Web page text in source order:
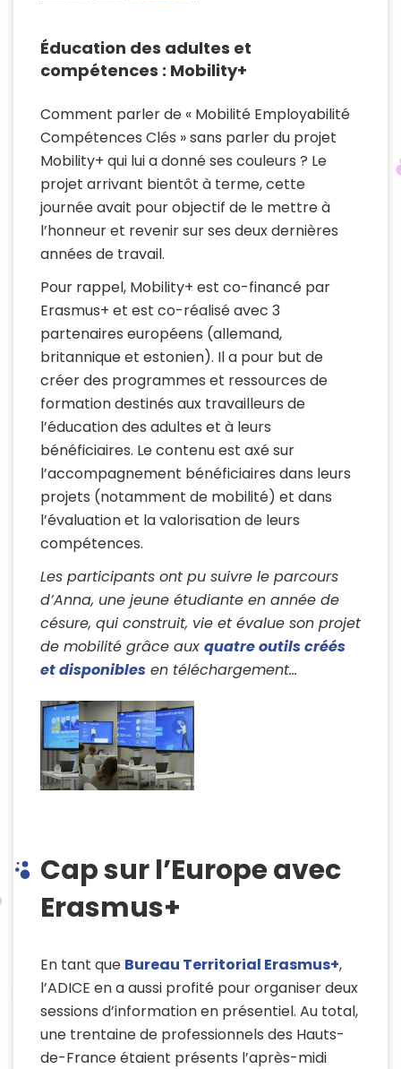
Éducation des adultes et
compétences : Mobility+
Comment parler de « Mobilité Employabilité
Compétences Clés » sans parler du projet
Mobility+ qui lui a donné ses couleurs ? Le
projet arrivant bientôt à terme, cette
journée avait pour objectif de le mettre à
l’honneur et revenir sur ses deux dernières
années de travail.
Pour rappel, Mobility+ est co-financé par
Erasmus+ et est co-réalisé avec 3
partenaires européens (allemand,
britannique et estonien). Il a pour but de
créer des programmes et ressources de
formation destinés aux travailleurs de
l’éducation des adultes et à leurs
bénéficiaires. Le contenu est axé sur
l’accompagnement bénéficiaires dans leurs
projets (notamment de mobilité) et dans
l’évaluation et la valorisation de leurs
compétences.
Les participants ont pu suivre le parcours
d’Anna, une jeune étudiante en année de
césure, qui construit, vie et évalue son projet
de mobilité grâce aux quatre outils créés
et disponibles en téléchargement…
Cap sur l’Europe avec
Erasmus+
En tant que Bureau Territorial Erasmus+,
l’ADICE en a aussi profité pour organiser deux
sessions d’information en présentiel. Au total,
une trentaine de professionnels des Hauts-
de-France étaient présents l’après-midi